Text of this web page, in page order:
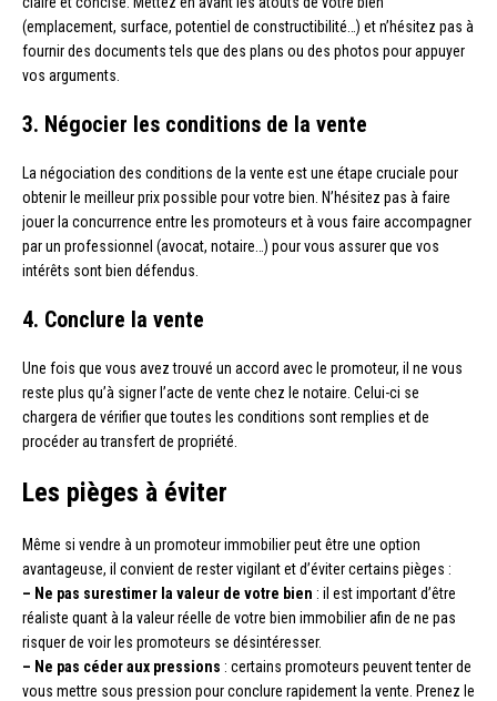
(emplacement, surface, potentiel de constructibilité…) et n’hésitez pas à
fournir des documents tels que des plans ou des photos pour appuyer
vos arguments.
3. Négocier les conditions de la vente
La négociation des conditions de la vente est une étape cruciale pour
obtenir le meilleur prix possible pour votre bien. N’hésitez pas à faire
jouer la concurrence entre les promoteurs et à vous faire accompagner
par un professionnel (avocat, notaire…) pour vous assurer que vos
intérêts sont bien défendus.
4. Conclure la vente
Une fois que vous avez trouvé un accord avec le promoteur, il ne vous
reste plus qu’à signer l’acte de vente chez le notaire. Celui-ci se
chargera de vérifier que toutes les conditions sont remplies et de
procéder au transfert de propriété.
Les pièges à éviter
Même si vendre à un promoteur immobilier peut être une option
avantageuse, il convient de rester vigilant et d’éviter certains pièges :
– Ne pas surestimer la valeur de votre bien : il est important d’être
réaliste quant à la valeur réelle de votre bien immobilier afin de ne pas
risquer de voir les promoteurs se désintéresser.
– Ne pas céder aux pressions : certains promoteurs peuvent tenter de
vous mettre sous pression pour conclure rapidement la vente. Prenez le